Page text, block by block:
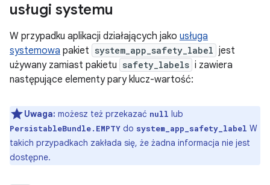
usługi systemu
W przypadku aplikacji działających jako usługa
systemowa pakiet system_app_safety_label jest
używany zamiast pakietu safety_labels i zawiera
następujące elementy pary klucz-wartość:
Uwaga: możesz też przekazać null lub
PersistableBundle.EMPTY do system_app_safety_label W
takich przypadkach zakłada się, że żadna informacja nie jest
dostępne.